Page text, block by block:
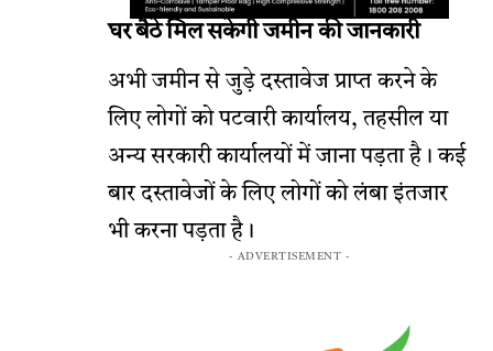
घर बैठे मिल सकेगी जमीन की जानकारी
अभी जमीन से जुड़े दस्तावेज प्राप्त करने के
लिए लोगों को पटवारी कार्यालय, तहसील या
अन्य सरकारी कार्यालयों में जाना पड़ता है। कई
बार दस्तावेजों के लिए लोगों को लंबा इंतजार
भी करना पड़ता है।
- ADVERTISEMENT -